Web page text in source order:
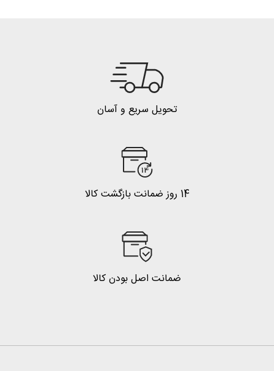
تحویل سریع و آسان
14 روز ضمانت بازگشت کالا
ضمانت اصل بودن کالا